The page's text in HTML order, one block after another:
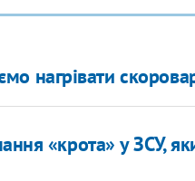
нагрівати
«крота» у ЗСУ,